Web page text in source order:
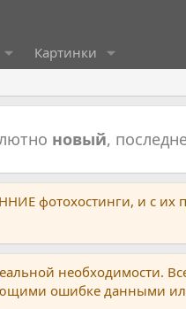
Картинки
новый,
фотохостинги, и с
необходимости.
ошибке данными